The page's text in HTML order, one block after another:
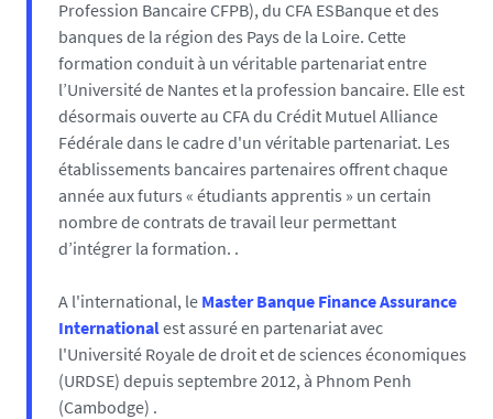
Profession Bancaire CFPB), du CFA ESBanque et des
banques de la région des Pays de la Loire. Cette
formation conduit à un véritable partenariat entre
l’Université de Nantes et la profession bancaire. Elle est
désormais ouverte au CFA du Crédit Mutuel Alliance
Fédérale dans le cadre d'un véritable partenariat. Les
établissements bancaires partenaires offrent chaque
année aux futurs « étudiants apprentis » un certain
nombre de contrats de travail leur permettant
d’intégrer la formation. .
A l'international, le Master Banque Finance Assurance
Internationalest assuré en partenariat avec
l'Université Royale de droit et de sciences économiques
(URDSE) depuis septembre 2012, à Phnom Penh
(Cambodge) .